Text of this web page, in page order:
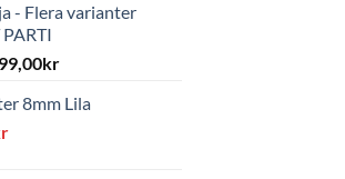
- Flera varianter
kr
8mm Lila
Det